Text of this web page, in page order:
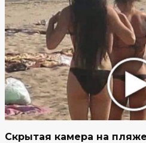
Скрытая камера на